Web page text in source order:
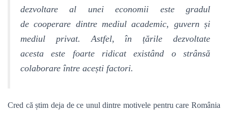
dezvoltare al unei economii este gradul
de cooperare dintre mediul academic, guvern și
mediul privat. Astfel, în țările dezvoltate
acesta este foarte ridicat existând o strânsă
colaborare între acești factori.
Cred că știm deja de ce unul dintre motivele pentru care România